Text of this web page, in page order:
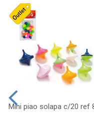
Mini piao solapa c/20 ref